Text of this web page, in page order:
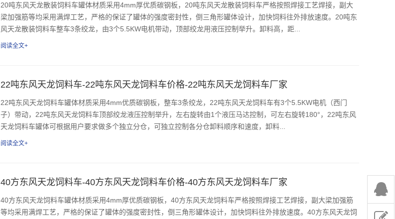
20吨东风天龙散装饲料车罐体材质采用4mm厚优质碳钢板，20吨东风天龙散装饲料车严格按照焊接工艺焊接，副大
梁加强筋等均采用满焊工艺，严格的保证了罐体的强度密封性，倒三角形罐体设计，加快饲料往外排放速度。20吨东
风天龙散装饲料车整车3条绞龙，由3个5.5KW电机带动，顶部绞龙用液压控制举升。卸料高，距...
阅读全文+
22吨东风天龙饲料车-22吨东风天龙饲料车价格-22吨东风天龙饲料车厂家
22吨东风天龙饲料车罐体材质采用4mm优质碳钢板，整车3条绞龙，22吨东风天龙饲料车有3个5.5KW电机（西门
子）带动，22吨东风天龙饲料车顶部绞龙液压控制举升，左右旋转由1个液压马达控制，可左右旋转180°，22吨东风
天龙饲料车罐体可根据用户要求做多个独立分仓，可独立控制各分仓卸料顺序和速度，卸料...
阅读全文+
40方东风天龙饲料车-40方东风天龙饲料车价格-40方东风天龙饲料车厂家
40方东风天龙饲料车罐体材质采用4mm厚优质碳钢板，40方东风天龙饲料车严格按照焊接工艺焊接，副大梁加强筋
等均采用满焊工艺，严格的保证了罐体的强度密封性，倒三角形罐体设计，加快饲料往外排放速度。40方东风天龙饲